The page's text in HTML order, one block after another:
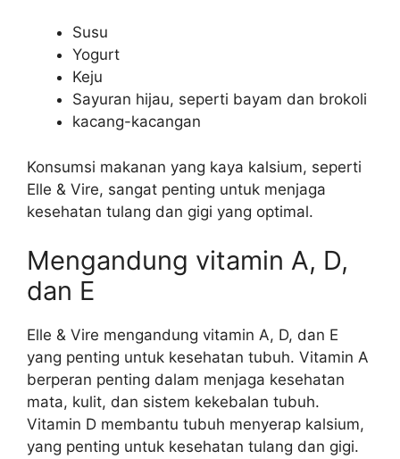
Susu
Yogurt
Keju
Sayuran hijau, seperti bayam dan brokoli
kacang-kacangan
Konsumsi makanan yang kaya kalsium, seperti
Elle & Vire, sangat penting untuk menjaga
kesehatan tulang dan gigi yang optimal.
Mengandung vitamin A, D,
dan E
Elle & Vire mengandung vitamin A, D, dan E
yang penting untuk kesehatan tubuh. Vitamin A
berperan penting dalam menjaga kesehatan
mata, kulit, dan sistem kekebalan tubuh.
Vitamin D membantu tubuh menyerap kalsium,
yang penting untuk kesehatan tulang dan gigi.